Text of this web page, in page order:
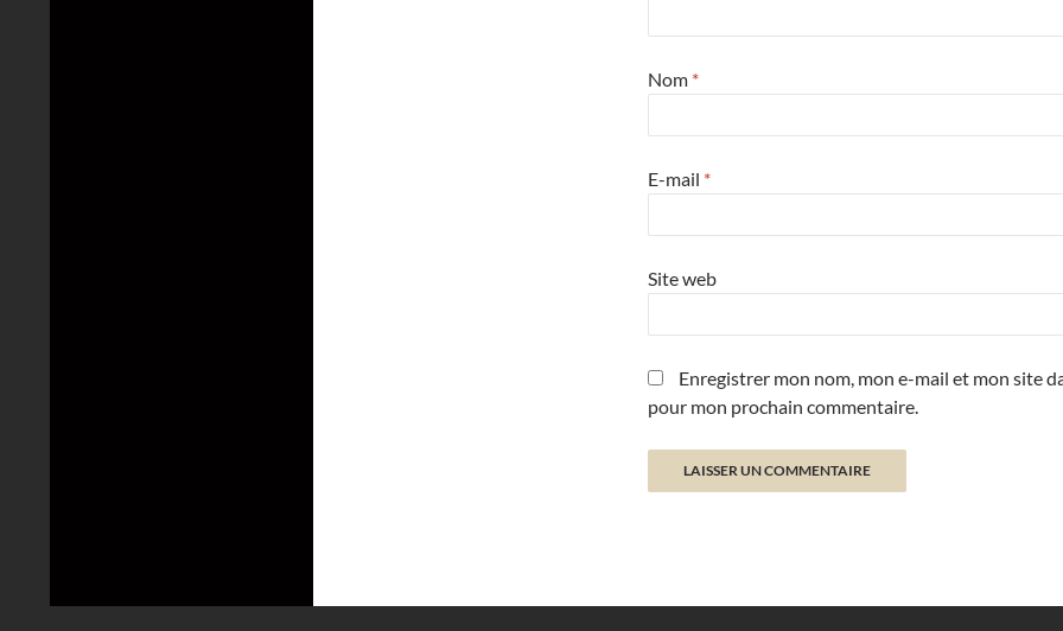
Nom *
E-mail *
Site web
Enregistrer mon nom, mon e-mail et mon site
pour mon prochain commentaire.